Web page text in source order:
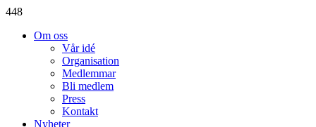
448
Om oss
Vår idé
Organisation
Medlemmar
Bli medlem
Press
Kontakt
Nyheter